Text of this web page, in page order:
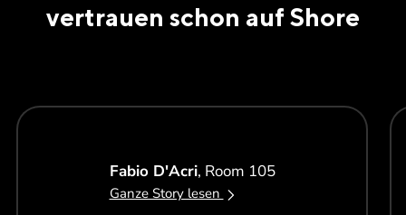
vertrauen schon auf Shore
Fabio D'Acri, Room 105
Ganze Story lesen